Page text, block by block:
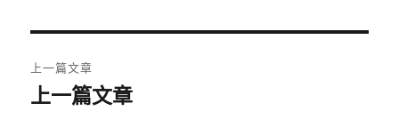
章
上一篇文章
上
上一篇文章